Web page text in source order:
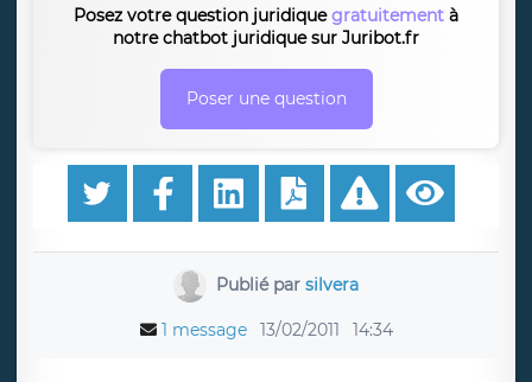
Posez votre question juridiquegratuitement à
notre chatbot juridique sur Juribot.fr
Poser une question
Publié par silvera
1 message 13/02/2011 14:34